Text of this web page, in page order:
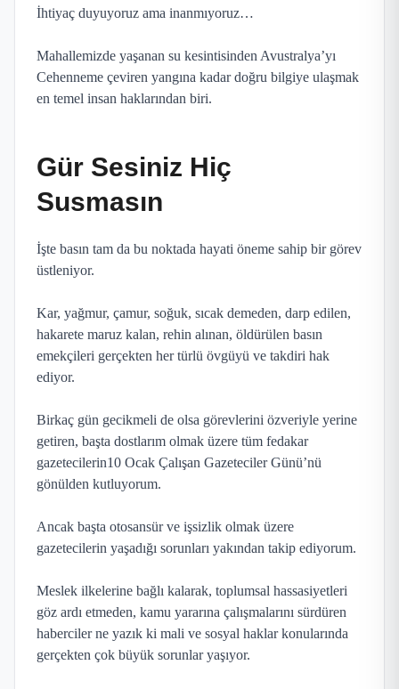
İhtiyaç duyuyoruz ama inanmıyoruz…
Mahallemizde yaşanan su kesintisinden Avustralya’yı
Cehenneme çeviren yangına kadar doğru bilgiye ulaşmak
en temel insan haklarından biri.
Gür Sesiniz Hiç
Susmasın
İşte basın tam da bu noktada hayati öneme sahip bir görev
üstleniyor.
Kar, yağmur, çamur, soğuk, sıcak demeden, darp edilen,
hakarete maruz kalan, rehin alınan, öldürülen basın
emekçileri gerçekten her türlü övgüyü ve takdiri hak
ediyor.
Birkaç gün gecikmeli de olsa görevlerini özveriyle yerine
getiren, başta dostlarım olmak üzere tüm fedakar
gazetecilerin10 Ocak Çalışan Gazeteciler Günü’nü
gönülden kutluyorum.
Ancak başta otosansür ve işsizlik olmak üzere
gazetecilerin yaşadığı sorunları yakından takip ediyorum.
Meslek ilkelerine bağlı kalarak, toplumsal hassasiyetleri
göz ardı etmeden, kamu yararına çalışmalarını sürdüren
haberciler ne yazık ki mali ve sosyal haklar konularında
gerçekten çok büyük sorunlar yaşıyor.